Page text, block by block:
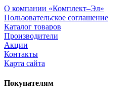
О компании «Комплект–Эл»
Пользовательское соглашение
Каталог товаров
Производители
Акции
Контакты
Карта сайта
Покупателям